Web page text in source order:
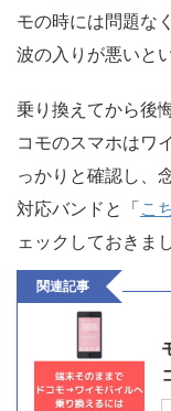
モの時には問題な
波の入りが悪いと
乗り換えてから後
コモのスマホはワ
っかりと確認し、
対応バンドと「こ
ェックしておきま
関連記事